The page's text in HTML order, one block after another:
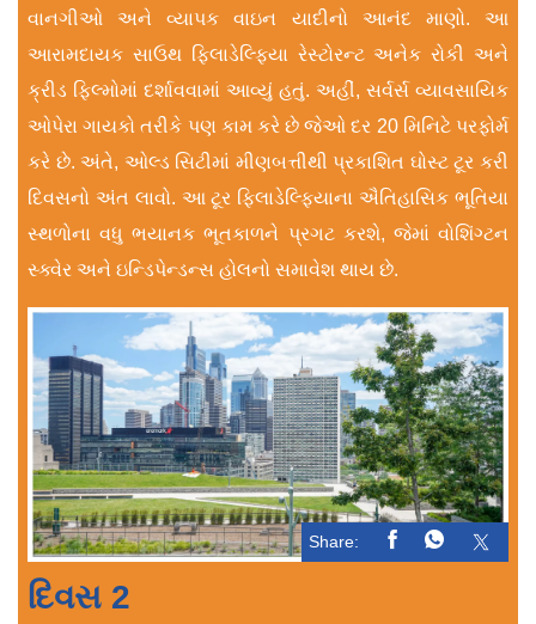
વાનગીઓ અને વ્યાપક વાઇન યાદીનો આનંદ માણો. આ
આરામદાયક સાઉથ ફિલાડેલ્ફિયા રેસ્ટોરન્ટ અનેક રોકી અને
ક્રીડ ફિલ્મોમાં દર્શાવવામાં આવ્યું હતું. અહીં, સર્વર્સ વ્યાવસાયિક
ઓપેરા ગાયકો તરીકે પણ કામ કરે છે જેઓ દર 20 મિનિટે પરફોર્મ
કરે છે. અંતે, ઓલ્ડ સિટીમાં મીણબત્તીથી પ્રકાશિત ઘોસ્ટ ટૂર કરી
દિવસનો અંત લાવો. આ ટૂર ફિલાડેલ્ફિયાના ઐતિહાસિક ભૂતિયા
સ્થળોના વધુ ભયાનક ભૂતકાળને પ્રગટ કરશે, જેમાં વોશિંગ્ટન
સ્ક્વેર અને ઇન્ડિપેન્ડન્સ હોલનો સમાવેશ થાય છે.
Share:
દિવસ 2